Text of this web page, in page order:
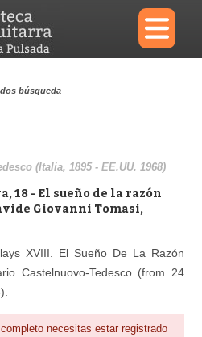
×
Diccionario
Reproductor
búsqueda
(Italia, 1895 - EE.UU. 1968)
18 - El sueño de la razón
Giovanni Tomasi,
XVIII. El Sueño De La Razón
Castelnuovo-Tedesco (from 24
necesitas estar registrado